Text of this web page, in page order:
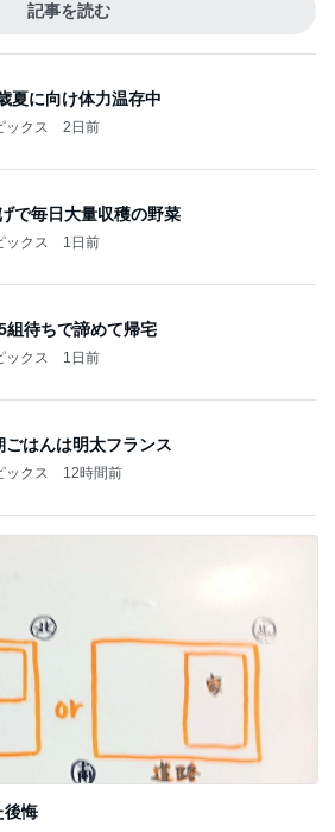
記事を読む
夏に向け体力温存中
ックス 2日前
で毎日大量収穫の野菜
ックス 1日前
組待ちで諦めて帰宅
ックス 1日前
ごはんは明太フランス
ックス 12時間前
後悔